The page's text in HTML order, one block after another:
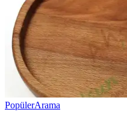
PopülerArama